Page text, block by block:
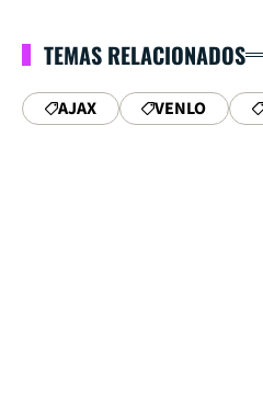
TEMAS RELACIONADOS
AJAX VENLO